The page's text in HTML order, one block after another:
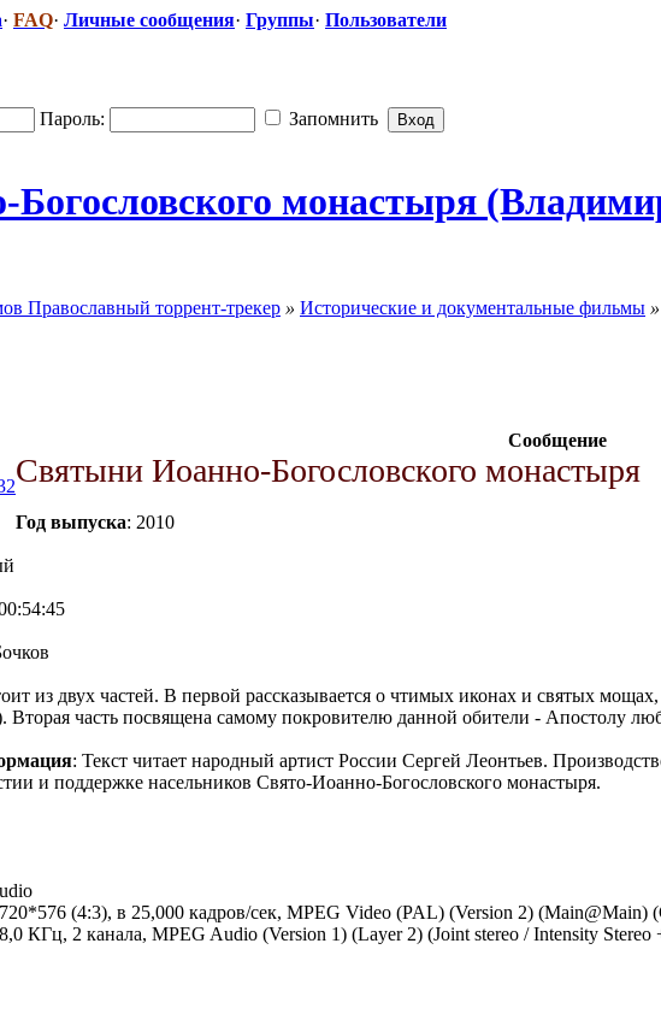
· FAQ· Личные сообщения· Группы· Пользователи
Пароль:
Запомнить
Богос​ловского монастыря
Православный торрент-трекер » Исторические и документальные фильмы »
Сообщение
Святыни Иоанно-Богословского монастыря
Год выпуска: 2010
из двух частей. В первой рассказывается о чтимых иконах и святых
часть посвящена самому покровителю данной обители - Апостолу
: Текст читает народный артист России Сергей Леонтьев.
и поддержке насельников Свято-Иоанно-Богословского монастыря.
(4:3), в 25,000 кадров/сек, MPEG Video (PAL) (Version 2) (Main@Main)
КГц, 2 канала, MPEG Audio (Version 1) (Layer 2) (Joint stereo / Intensity Stereo